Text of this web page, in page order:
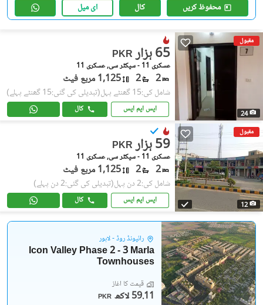
محفوظ کریں کال ای میل
مقبول
24
PKR 65 ہزار
عسکری 11 - سیکٹر سی, عسکری 11
2
2 1,125 مربع فیٹ
شامل کی:15 گھنٹے پہل (تبدیلی کی گئی:15 گھنٹے پہلے)
ایس ایم ایس کال
مقبول
12
PKR 59 ہزار
عسکری 11 - سیکٹر سی, عسکری 11
2
2 1,125 مربع فیٹ
شامل کی:2 دن پہل (تبدیلی کی گئی:2 دن پہلے)
ایس ایم ایس کال
رائیونڈ روڈ - لاہور
Icon Valley Phase 2 - 3 Marla
Townhouses
قیمت کا آغاز
PKR 59.11 لاکھ